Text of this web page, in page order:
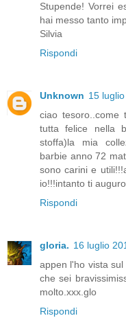
Stupende! Vorrei
hai messo tanto
Silvia
Rispondi
Unknown 15
ciao
tutta felice nella
stoffa)la mia
barbie anno 72
sono carini e
io!!!intanto ti
Rispondi
gloria. 16 luglio
appen l'ho vista
che sei
molto.xxx.glo
Rispondi